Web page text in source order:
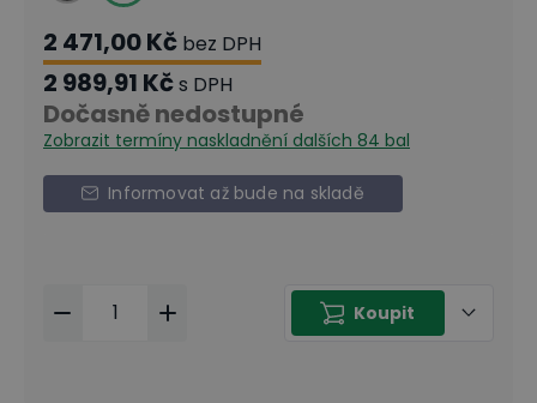
2 471,00 Kč bez DPH
2 989,91 Kčs DPH
Dočasně nedostupné
Zobrazit termíny naskladnění dalších 84 bal
Informovat až bude na skladě
Koupit